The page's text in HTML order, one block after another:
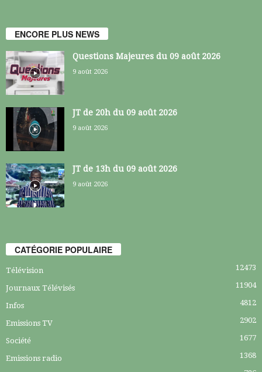
ENCORE PLUS NEWS
Questions Majeures du 09 août 2026
9 août 2026
JT de 20h du 09 août 2026
9 août 2026
JT de 13h du 09 août 2026
9 août 2026
CATÉGORIE POPULAIRE
Télévision 12473
Journaux Télévisés 11904
Infos 4812
Emissions TV 2902
Société 1677
Emissions radio 1368